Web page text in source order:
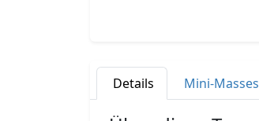
Details Mini-Masses